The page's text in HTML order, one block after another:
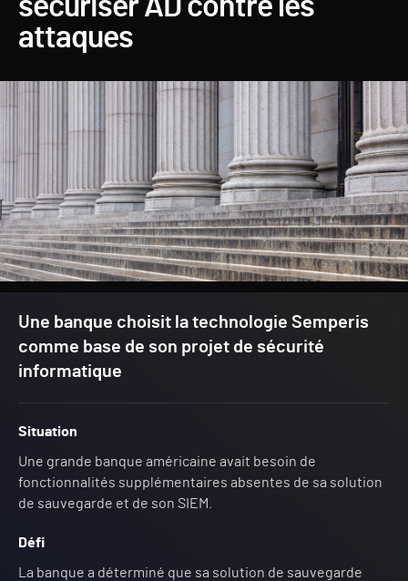
sécuriser AD contre les
attaques
Une banque choisit la technologie Semperis
comme base de son projet de sécurité
informatique
Situation
Une grande banque américaine avait besoin de
fonctionnalités supplémentaires absentes de sa solution
de sauvegarde et de son SIEM.
Défi
La banque a déterminé que sa solution de sauvegarde